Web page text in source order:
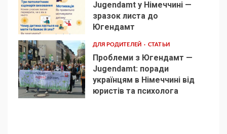
4
Jugendamt у Німеччині —
зразок листа до
Югендамт
5
ДЛЯ РОДИТЕЛЕЙ СТАТЬИ
Проблеми з Югендамт —
Jugendamt: поради
українцям в Німеччині від
юристів та психолога